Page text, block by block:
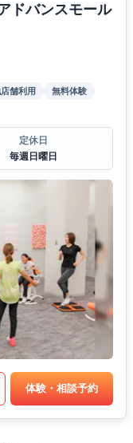
ドバンスモール
舗利用
無料体験
定休日
毎週日曜日
体験・相談予約